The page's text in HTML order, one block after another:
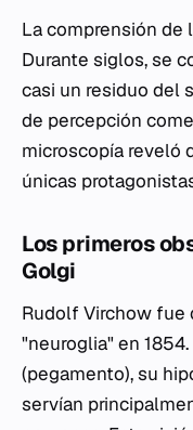
La comprensión de
Durante siglos, se
casi un residuo del
de percepción
microscopía reveló
únicas
Los primeros
Golgi
Rudolf Virchow fue
"neuroglia" en
(pegamento), su
servían